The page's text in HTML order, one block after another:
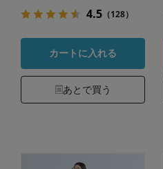
4.5（128）
カートに入れる
あとで買う